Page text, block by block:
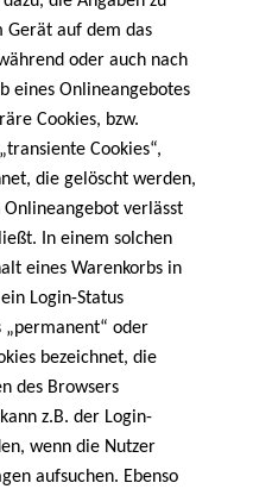
Gerät auf dem das
oder auch nach
eines Onlineangebotes
Cookies, bzw.
Cookies“,
die gelöscht werden,
verlässt
In einem solchen
eines Warenkorbs in
Login-Status
„permanent“ oder
bezeichnet, die
des Browsers
z.B. der Login-
wenn die Nutzer
aufsuchen. Ebenso